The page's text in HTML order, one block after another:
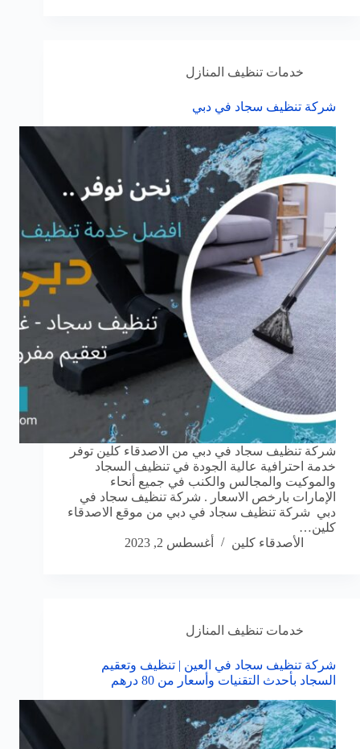
خدمات تنظيف المنازل
شركة تنظيف سجاد في دبي
شركة تنظيف سجاد في دبي من الاصدقاء كلين توفر
خدمة احترافية عالية الجودة في تنظيف السجاد
والموكيت والمجالس والكنب في جميع أنحاء
الإمارات بارخص الاسعار . شركة تنظيف سجاد في
دبي شركة تنظيف سجاد في دبي من موقع الاصدقاء
كلين…
الأصدقاء كلين
أغسطس 2, 2023
خدمات تنظيف المنازل
شركة تنظيف سجاد في العين | تنظيف وتعقيم
السجاد بأحدث التقنيات وأسعار من 80 درهم